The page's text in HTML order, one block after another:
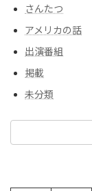
さんたつ
アメリカの話
出演番組
掲載
未分類